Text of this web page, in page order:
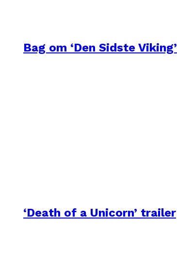
Bag om ‘Den Sidste Viking’
‘Death of a Unicorn’ trailer